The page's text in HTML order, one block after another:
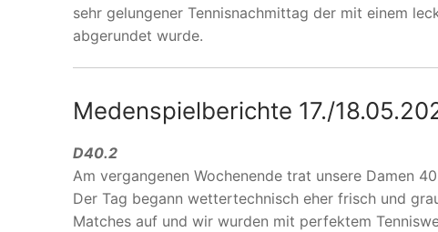
sehr gelungener Tennisnachmittag der mit einem
abgerundet wurde.
Medenspielberichte 17./
D40.2
Am vergangenen Wochenende trat unsere Damen
Der Tag begann wettertechnisch eher frisch und
Matches auf und wir wurden mit perfektem